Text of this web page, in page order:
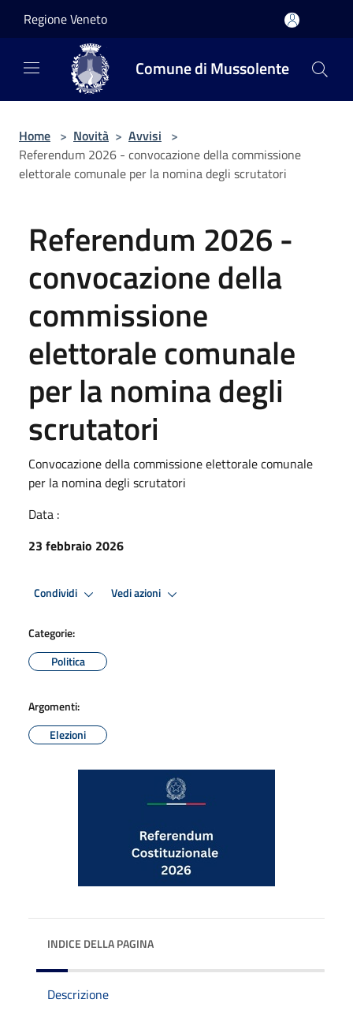
Regione Veneto
Comune di Mussolente
Home > Novità > Avvisi >
Referendum 2026 - convocazione della commissione
elettorale comunale per la nomina degli scrutatori
Referendum 2026 -
convocazione della
commissione
elettorale comunale
per la nomina degli
scrutatori
Convocazione della commissione elettorale comunale
per la nomina degli scrutatori
Data :
23 febbraio 2026
Condividi Vedi azioni
Categorie:
Politica
Argomenti:
Elezioni
INDICE DELLA PAGINA
Descrizione